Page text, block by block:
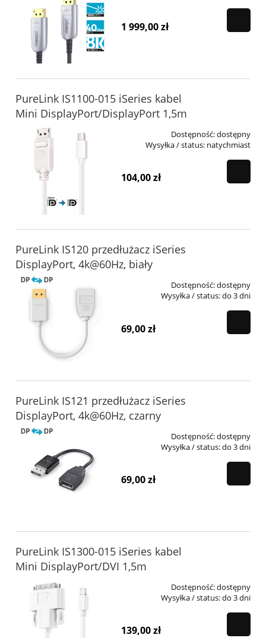
1 999,00 zł
PureLink IS1100-015 iSeries kabel
Mini DisplayPort/DisplayPort 1,5m
Dostępność:dostępny
Wysyłka / status: natychmiast
104,00 zł
PureLink IS120 przedłużacz iSeries
DisplayPort, 4k@60Hz, biały
Dostępność:dostępny
Wysyłka / status:do 3 dni
69,00 zł
PureLink IS121 przedłużacz iSeries
DisplayPort, 4k@60Hz, czarny
Dostępność:dostępny
Wysyłka / status:do 3 dni
69,00 zł
PureLink IS1300-015 iSeries kabel
Mini DisplayPort/DVI 1,5m
Dostępność:dostępny
Wysyłka / status:do 3 dni
139,00 zł